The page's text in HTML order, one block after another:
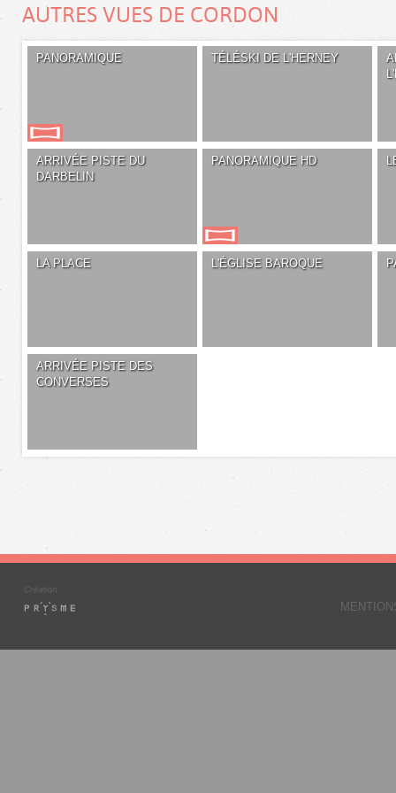
AUTRES VUES DE CORDON
PANORAMIQUE TÉLÉSKI DE L'HERNEY
ARRIVÉE PISTE DU
DARBELIN
PANORAMIQUE HD
LA PLACE L'ÉGLISE BAROQUE
ARRIVÉE PISTE DES
CONVERSES